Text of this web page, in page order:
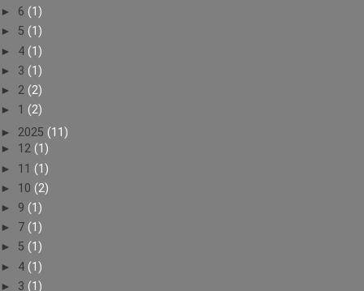
► 6 (1)
► 5 (1)
► 4 (1)
► 3 (1)
► 2 (2)
► 1 (2)
► 2025 (11)
► 12 (1)
► 11 (1)
► 10 (2)
► 9 (1)
► 7 (1)
► 5 (1)
► 4 (1)
► 3 (1)